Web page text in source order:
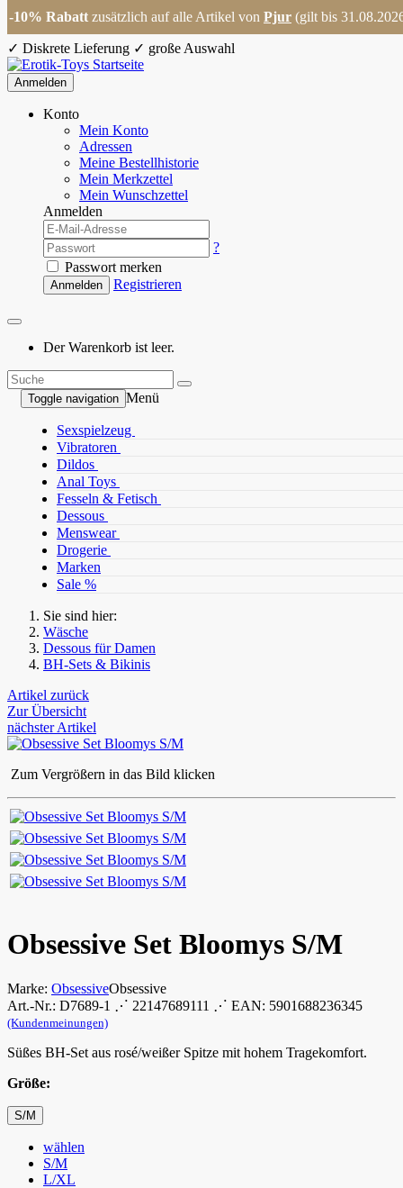
✓ Diskrete Lieferung ✓ große Auswahl
Anmelden
Konto
Mein Konto
Adressen
Meine Bestellhistorie
Mein Merkzettel
Mein Wunschzettel
Anmelden
?
Passwort merken
Anmelden Registrieren
Der Warenkorb ist leer.
Toggle navigation Menü
Sexspielzeug
Vibratoren
Dildos
Anal Toys
Fesseln & Fetisch
Dessous
Menswear
Drogerie
Marken
Sale %
Sie sind hier:
Wäsche
Dessous für Damen
BH-Sets & Bikinis
Artikel zurück
Zur Übersicht
nächster Artikel
Zum Vergrößern in das Bild klicken
Obsessive Set Bloomys S/M
Marke: ObsessiveObsessive
Art.-Nr.: D7689-1 ⋰ 22147689111 ⋰ EAN: 5901688236345
(Kundenmeinungen)
Süßes BH-Set aus rosé/weißer Spitze mit hohem Tragekomfort.
Größe:
S/M
wählen
S/M
L/XL
-10% Rabatt zusätzlich auf alle Artikel von Pjur (gilt bis